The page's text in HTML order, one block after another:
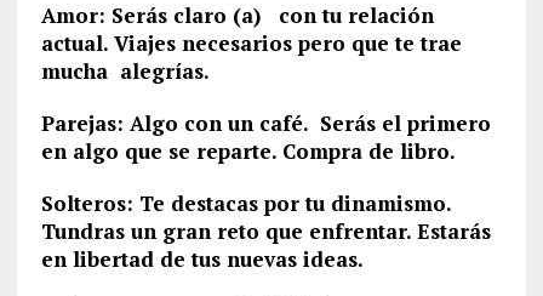
Amor: Serás claro (a) con tu relación
actual. Viajes necesarios pero que te trae
mucha alegrías.
Parejas: Algo con un café. Serás el primero
en algo que se reparte. Compra de libro.
Solteros: Te destacas por tu dinamismo.
Tundras un gran reto que enfrentar. Estarás
en libertad de tus nuevas ideas.